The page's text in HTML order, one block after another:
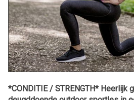
*CONDITIE / STRENGTH* Heerlijk